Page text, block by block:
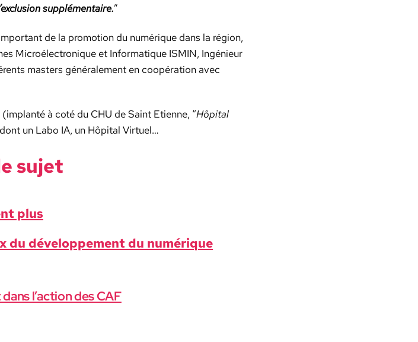
sup­plé­men­taire.”
de la pro­mo­tion du numérique dans la région,
Microélec­tron­ique et Infor­ma­tique ISMIN, Ingénieur
mas­ters générale­ment en coopéra­tion avec
(implan­té à coté du CHU de Saint Eti­enne, “Hôpi­tal
un Labo IA, un Hôpi­tal Virtuel…
sujet
plus
du développe­ment du numérique
l’action des CAF